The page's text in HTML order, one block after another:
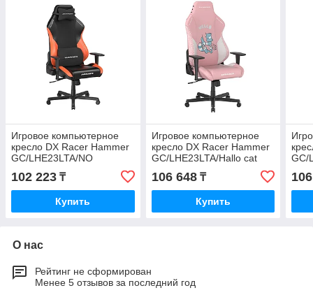
Игровое компьютерное
кресло DX Racer Hammer
GC/LHE23LTA/NO
102 223 ₸
Купить
Игровое компьютерное
кресло DX Racer Hammer
GC/LHE23LTA/Hallo cat
106 648₸
Купить
GC/
О нас
Рейтинг не сформирован
Менее 5 отзывов за последний год